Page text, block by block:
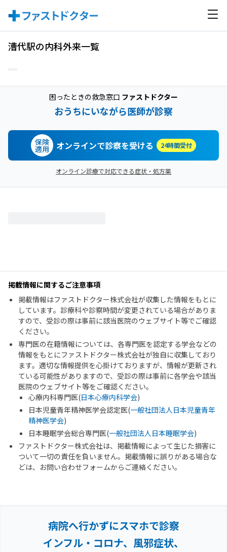
漕代駅の内科外来一覧
困ったときの救急窓口 ファストドクター
おうちにいながら医師が診察
保険
適用 オンラインで診察を受ける 24時間受付
オンライン診療で対応できる症状・処方薬
掲載情報に関するご注意事項
掲載情報はファストドクター株式会社が収集した情報をもとに
しています。診療科や診察時間が変更されている場合がありま
すので、受診の際は事前に該当医院のウェブサイト等でご確認
ください。
専門医の在籍情報については、各専門医を認定する学会などの
情報をもとにファストドクター株式会社が独自に収集しており
ます。適切な情報提供を心掛けておりますが、情報が更新され
ている可能性がありますので、受診の際は事前に各学会や該当
医院のウェブサイト等をご確認ください。
心療内科専門医(日本心療内科学会)
日本児童青年精神医学会認定医(一般社団法人日本児童青年
精神医学会)
日本睡眠学会総合専門医(一般社団法人日本睡眠学会)
ファストドクター株式会社は、掲載情報によって生じた損害に
ついて一切の責任を負いません。掲載情報に誤りがある場合な
どは、お問い合わせフォームからご連絡ください。
病院へ行かずにスマホで診察
インフル・コロナ、風邪症状、